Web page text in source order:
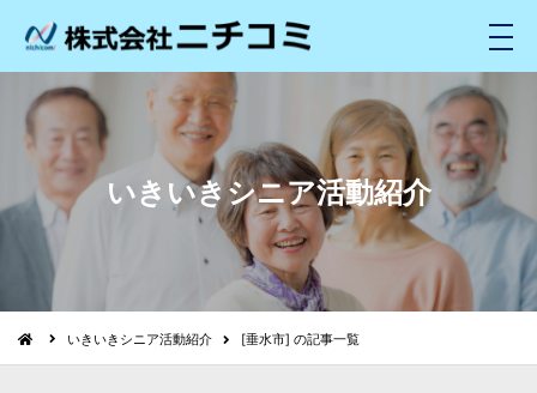
メ
ニ
ュ
いきいきシニア活動紹介
いきいきシニア活動紹介 [垂水市] の記事一覧